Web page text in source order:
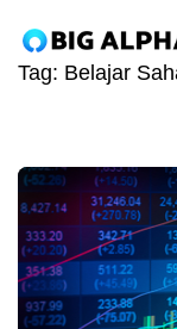
Tag: Belajar